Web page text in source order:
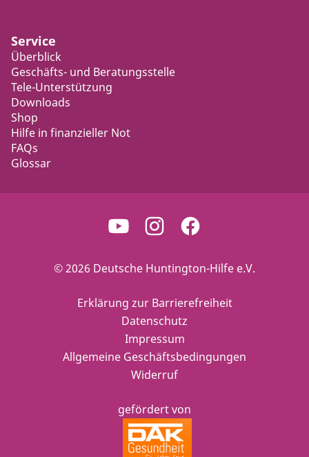
Service
Überblick
Geschäfts- und Beratungsstelle
Tele-Unterstützung
Downloads
Shop
Hilfe in finanzieller Not
FAQs
Glossar
© 2026 Deutsche Huntington-Hilfe e.V.
gefördert von
Erklärung zur Barrierefreiheit
Datenschutz
Impressum
Allgemeine Geschäftsbedingungen
Widerruf